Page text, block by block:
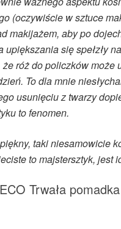
(oczywiście w sztuce
makijażem, aby po
upiększania się spełzły
róż do policzków może
To dla mnie
usunięciu z twarzy
to fenomen.
taki niesamowicie
to majstersztyk, jest
Trwała